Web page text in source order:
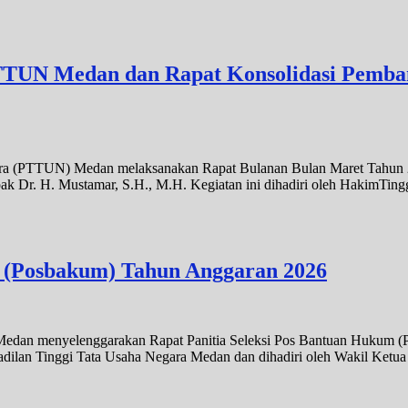
Medan dan Rapat Konsolidasi
(PTTUN) Medan melaksanakan Rapat Bulanan Bulan Maret
Dr. H. Mustamar, S.H., M.H. Kegiatan ini dihadiri oleh
Tahun Anggaran 2026
menyelenggarakan Rapat Panitia Seleksi Pos Bantuan
Tinggi Tata Usaha Negara Medan dan dihadiri oleh Wakil